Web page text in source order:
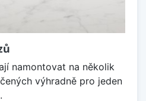
namontovat na několik
výhradně pro jeden